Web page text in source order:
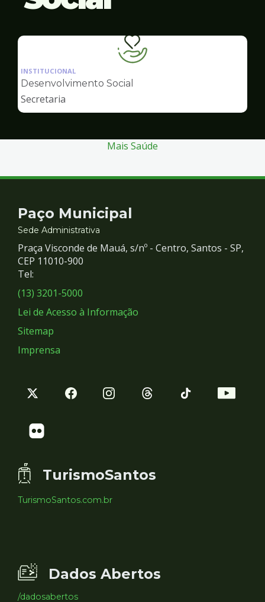
Ilustração
da
pagina
INSTITUCIONAL
Desenvolvimento Social
Secretaria
Mais Saúde
Contato
e
Redes
Sociais
Paço Municipal
Sede Administrativa
Praça Visconde de Mauá, s/nº - Centro, Santos - SP,
CEP 11010-900
Tel:
(13) 3201-5000
Lei de Acesso à Informação
Sitemap
Imprensa
TurismoSantos
TurismoSantos.com.br
Dados Abertos
/dadosabertos